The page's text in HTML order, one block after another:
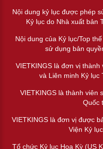
Nội dung kỷ lục được phép
Kỷ lục do Nhà xuất bản
Nội dung của Kỷ lục/Top
sử dụng bản
VIETKINGS là đơn vị
và Liên minh Kỷ lục
VIETKINGS là thành viên
Quốc
VIETKINGS là đơn vị được
Viện Kỷ
Tổ chức Kỷ lục Hoa Kỳ (US